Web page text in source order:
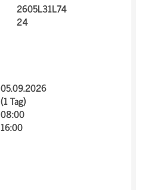
2605L31L74
24
05.09.2026
(1 Tag)
08:00
16:00